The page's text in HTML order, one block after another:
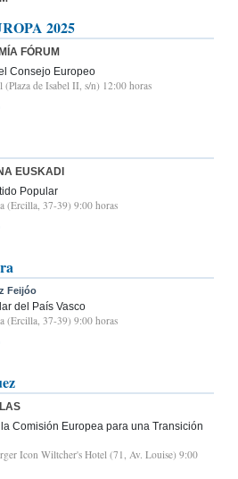
2025
FÓRUM
Consejo Europeo
(Plaza de Isabel II, s/n) 12:00 horas
EUSKADI
Popular
(Ercilla, 37-39) 9:00 horas
Feijóo
del País Vasco
(Ercilla, 37-39) 9:00 horas
Comisión Europea para una Transición
Icon Wiltcher's Hotel (71, Av. Louise) 9:00